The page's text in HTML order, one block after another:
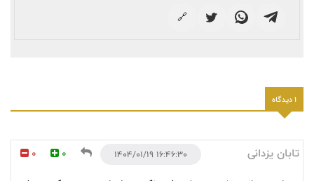
🔗
1 دیدگاه
تابان یزدانی 0
0 ۱۶:۴۶:۳۰ ۱۴۰۴/۰۱/۱۹